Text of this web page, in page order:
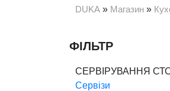
DUKA » Магазин »
ФІЛЬТР
СЕРВІРУВАННЯ
Сервізи